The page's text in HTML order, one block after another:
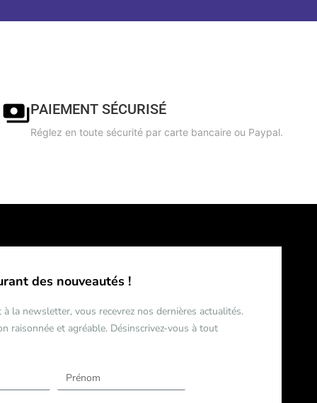
PAIEMENT SÉCURISÉ
Réglez en toute sécurité par carte bancaire ou Paypal.
des nouveautés !
à la newsletter, vous recevrez nos dernières actualités.
raisonnée et agréable. Désinscrivez-vous à tout